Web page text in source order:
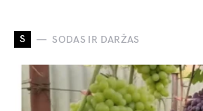
S SODAS IR DARŽAS